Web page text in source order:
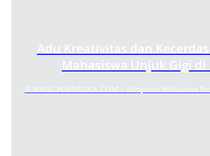
Adu Kreativitas dan
Mahasiswa Unjuk Gigi di
JURNALPOSMEDIA.COM – Himpunan Mahasiswa